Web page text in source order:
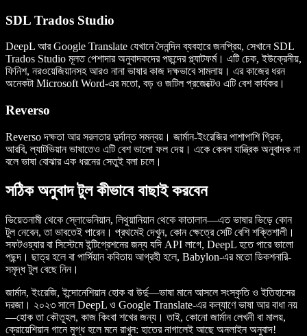
SDL Trados Studio
DeepL আর Google Translate যেখানে দৈনন্দিন ব্যবহারে জনপ্রিয়, সেখানে SDL
Trados Studio মূলত পেশাদার অনুবাদকদের পছন্দের প্ল্যাটফর্ম। এটি চেক, ইউক্রেনীয়,
ফিনিশ, নরওয়েজিয়ানসহ আরও নানা ভাষার কাজ দক্ষভাবে সামলায়। এর কাজের ধরন
অনেকটা Microsoft Word-এর মতো, বড় ও জটিল প্রজেক্টেও এটি বেশ কার্যকর।
Reverso
Reverso দক্ষতা আর সরলতার দুর্দান্ত সমন্বয়। জার্মান-ইংরেজির পাশাপাশি গ্রিক,
আরবি, ল্যাটভিয়ান ভাষাতেও এটি বেশ ভালো ফল দেয়। একে কেবল যান্ত্রিক অনুবাদক না
বলে ভাষা বোঝার এক ধরনের সেতুই বলা চলে।
সঠিক অনুবাদ টুল কীভাবে বাছাই করবেন
ভিয়েতনামী থেকে স্লোভেনিয়ান, লিথুয়ানিয়ান থেকে কাতালান—এত ভাষার ভিড়ে কোন
টুল নেবেন, তা ভাবতেই পারেন। প্রথমেই দেখুন, কোন ক্ষেত্রে সেটি বেশি শক্তিশালী।
সফটওয়্যার বা সিস্টেমে ইন্টিগ্রেশনের জন্য যদি API লাগে, DeepL হতে পারে ভালো
পছন্দ। ছাত্র হলে বা পার্সিয়ান কবিতায় আগ্রহী হলে, Babylon-এর মতো ডিকশনারি-
সমৃদ্ধ টুল বেছে নিন।
জার্মান, ইংরেজি, ইন্দোনেশিয়ান হোক বা উর্দু—ভাষা মানে আসলে সংস্কৃতি ও ইতিহাসের
দরজা। ২০২৩ সালে DeepL ও Google Translate-এর কল্যাণে ভাষা আর বাধা নয়
—হোক তা কৌতূহল, কাজ কিংবা শখের জন্য। তাই, কোনো জার্মান লেখনী বা মালয়,
ক্রোয়েশিয়ান গানে মুগ্ধ হলে মনে রাখুন: হাতের নাগালেই আছে অনলাইন অনুবাদ!